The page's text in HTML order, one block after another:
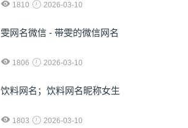
1810 2026-03-10
雯网名微信 - 带雯的微信网名
1806 2026-03-10
饮料网名；饮料网名昵称女生
1803 2026-03-10